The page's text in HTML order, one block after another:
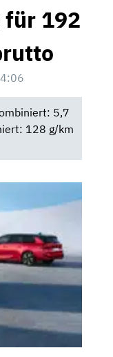
für 192
5,7
128 g/km